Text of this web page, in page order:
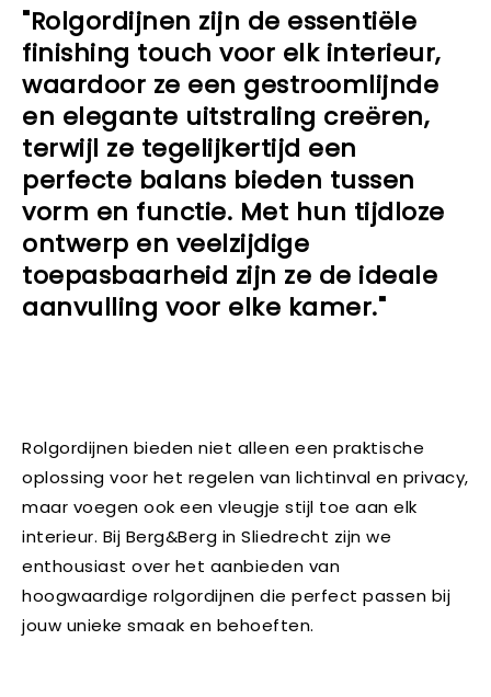
"Rolgordijnen zijn de essentiële
finishing touch voor elk interieur,
waardoor ze een gestroomlijnde
en elegante uitstraling creëren,
terwijl ze tegelijkertijd een
perfecte balans bieden tussen
vorm en functie. Met hun tijdloze
ontwerp en veelzijdige
toepasbaarheid zijn ze de ideale
aanvulling voor elke kamer."
Rolgordijnen bieden niet alleen een praktische
oplossing voor het regelen van lichtinval en privacy,
maar voegen ook een vleugje stijl toe aan elk
interieur. Bij Berg&Berg in Sliedrecht zijn we
enthousiast over het aanbieden van
hoogwaardige rolgordijnen die perfect passen bij
jouw unieke smaak en behoeften.